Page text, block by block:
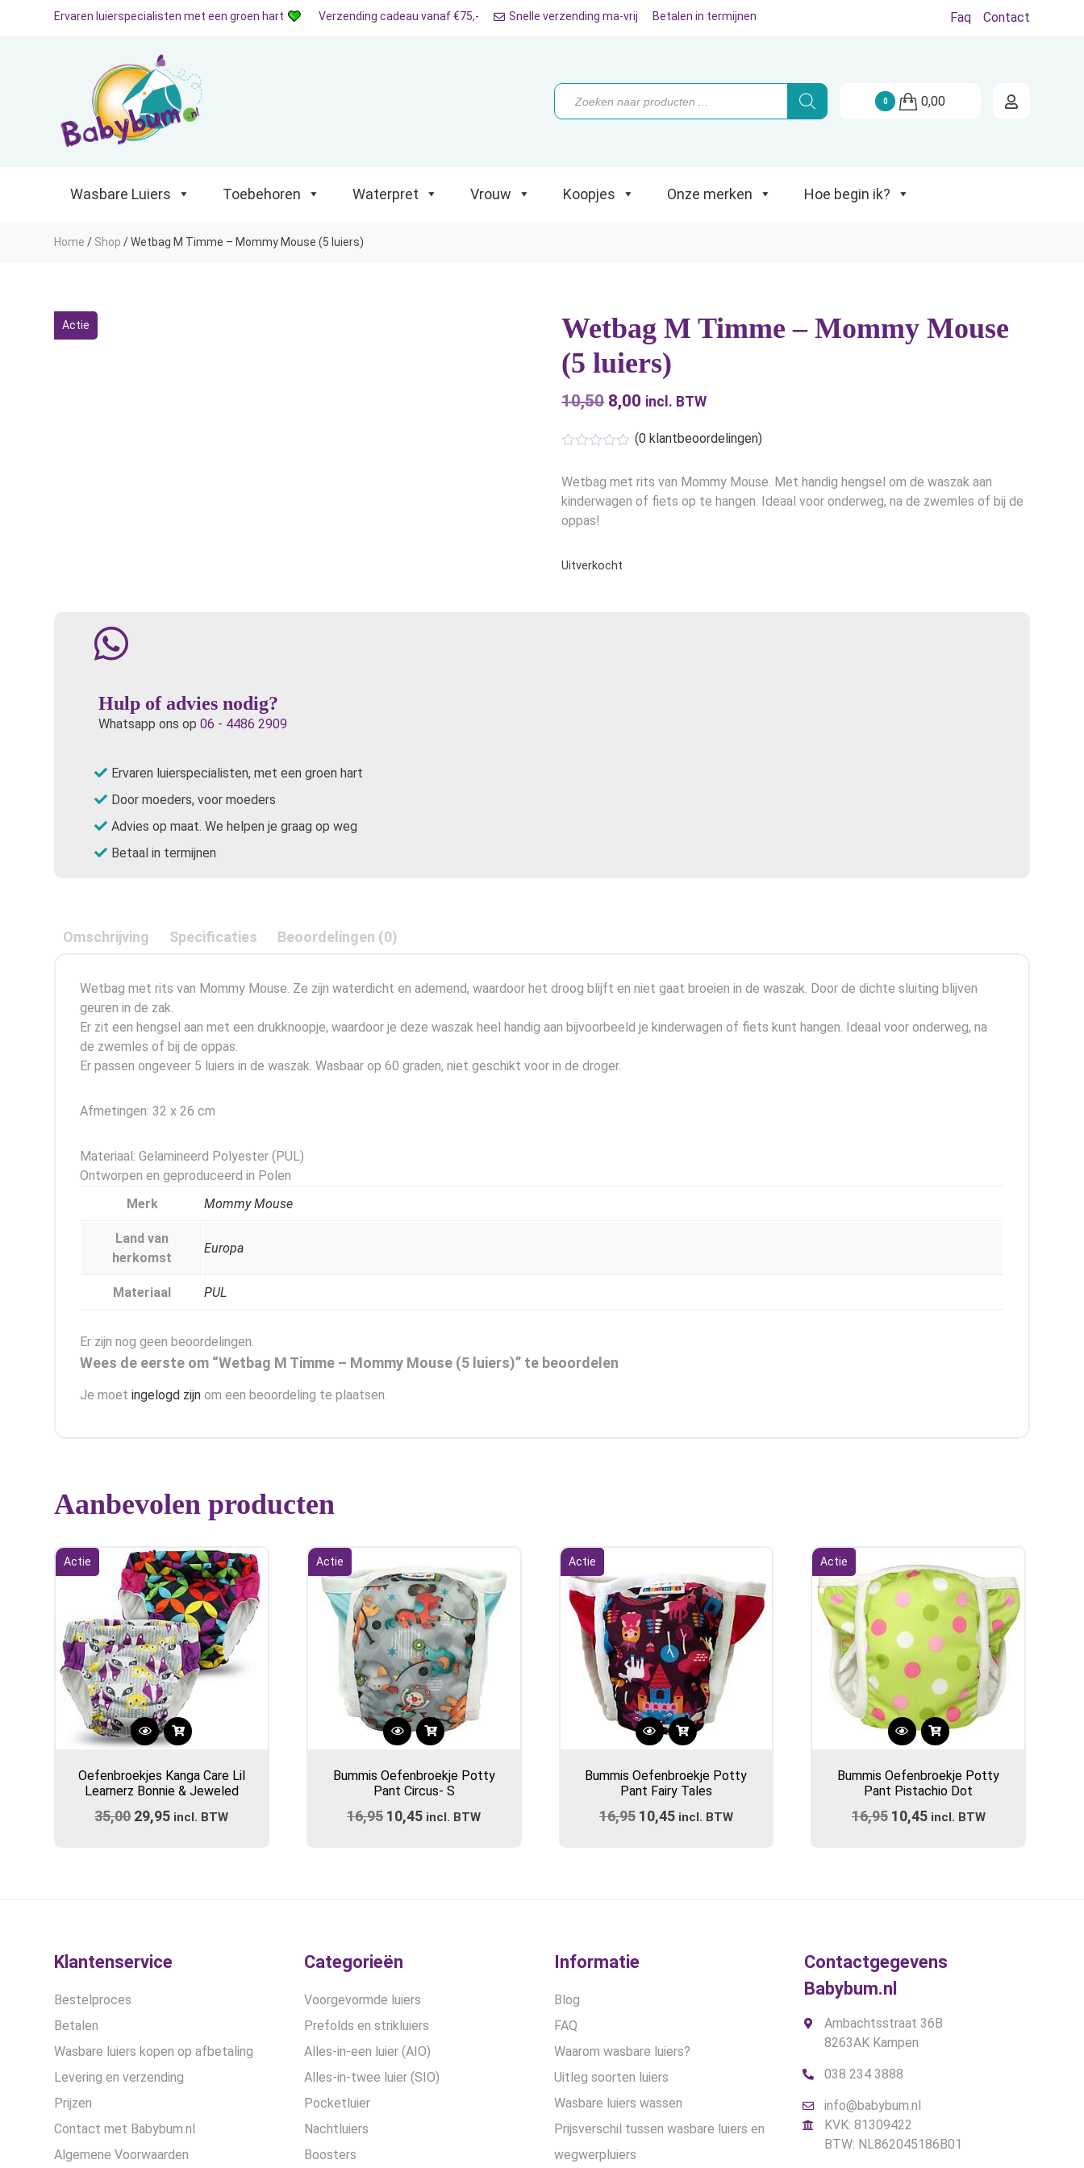
Wasbare Luiers Toebehoren Koopjes Onze merken Hoe begin ik?
Ervaren luierspecialisten met een groen hart Verzending cadeau vanaf €75,- Snelle verzending ma-vrij Betalen in termijnen Faq Contact
Producten
zoeken
0 0,00
Wasbare Luiers Toebehoren Waterpret Vrouw Koopjes Onze merken Hoe begin ik?
Home / Shop /Wetbag M Timme – Mommy Mouse (5 luiers)
Actie
Wetbag M Timme – Mommy Mouse
(5 luiers)
10,50 Oorspronkelijke
was:
€10,50.
8,00 Huidige
€8,00.
incl. BTW
(0klantbeoordelingen)
Wetbag met rits van Mommy Mouse. Met handig hengsel om de waszak aan
kinderwagen of fiets op te hangen. Ideaal voor onderweg, na de zwemles of bij de
oppas!
Uitverkocht
Hulp of advies nodig?
Whatsapp ons op 06 - 4486 2909
Ervaren luierspecialisten, met een groen hart
Door moeders, voor moeders
Advies op maat. We helpen je graag op weg
Betaal in termijnen
Omschrijving Specificaties Beoordelingen (0)
Wetbag met rits van Mommy Mouse. Ze zijn waterdicht en ademend, waardoor het droog blijft en niet gaat broeien in de waszak. Door de dichte sluiting blijven
geuren in de zak.
Er zit een hengsel aan met een drukknoopje, waardoor je deze waszak heel handig aan bijvoorbeeld je kinderwagen of fiets kunt hangen. Ideaal voor onderweg, na
de zwemles of bij de oppas.
Er passen ongeveer 5 luiers in de waszak. Wasbaar op 60 graden, niet geschikt voor in de droger.
Afmetingen: 32 x 26 cm
Materiaal: Gelamineerd Polyester (PUL)
Ontworpen en geproduceerd in Polen
Merk
Mommy Mouse
Land van
herkomst
Europa
Materiaal PUL
Er zijn nog geen beoordelingen.
Wees de eerste om “Wetbag M Timme – Mommy Mouse (5 luiers)” te beoordelen
Je moet ingelogd zijn om een beoordeling te plaatsen.
Aanbevolen producten
Actie
Oefenbroekjes Kanga Care Lil
Learnerz Bonnie & Jeweled
35,00 Oorspronkelijke
29,95 Huidige
incl. BTW
Actie
Bummis Oefenbroekje Potty
Pant Circus- S
16,95 Oorspronkelijke
10,45 Huidige
incl. BTW
Actie
Dit
heeft
meerdere
variaties.
Bummis Oefenbroekje Potty
Pant Fairy Tales
16,95 Oorspronkelijke
10,45Huidige
incl. BTW
Actie
Dit
heeft
meerdere
variaties.
productpagina
Bummis Oefenbroekje Potty
Pant Pistachio Dot
16,95 Oorspronkelijke
10,45Huidige
incl. BTW
Klantenservice
Bestelproces
Betalen
Wasbare luiers kopen op afbetaling
Levering en verzending
Prijzen
Contact met Babybum.nl
Algemene Voorwaarden
Categorieën
Voorgevormde luiers
Prefolds en strikluiers
Alles-in-een luier (AIO)
Alles-in-twee luier (SIO)
Pocketluier
Nachtluiers
Boosters
Informatie
Blog
FAQ
Waarom wasbare luiers?
Uitleg soorten luiers
Wasbare luiers wassen
Prijsverschil tussen wasbare luiers en
wegwerpluiers
Contactgegevens
Babybum.nl
Ambachtsstraat 36B
8263AK Kampen
038 234 3888
info@babybum.nl
KVK: 81309422
BTW: NL862045186B01